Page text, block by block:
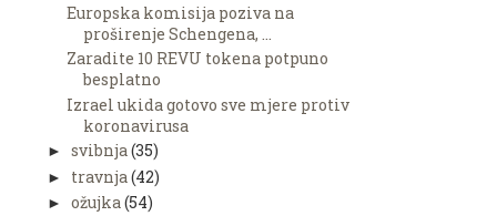
Europska komisija poziva na
proširenje Schengena, ...
Zaradite 10 REVU tokena potpuno
besplatno
Izrael ukida gotovo sve mjere protiv
koronavirusa
► svibnja(35)
► travnja (42)
► ožujka(54)